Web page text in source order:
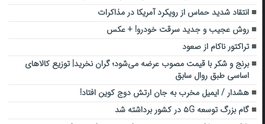
انتقاد شدید حماس از رویکرد آمریکا در مذاکرات
روش عجیب و جدید سرقت خودرو! + عکس
تراکتور ناکام از صعود
برنج و شکر با قیمت مصوب عرضه می‌شود؛ گران نخرید| توزیع کالاهای
اساسی طبق روال سابق
هشدار / ایمیل مخرب به جان ارتش دوج کوین افتاد!
گام بزرگ توسعه ۵G در کشور برداشته شد